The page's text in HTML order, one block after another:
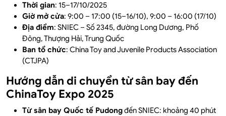
Thời gian: 15–17/10/2025
Giờ mở cửa: 9:00 – 17:00 (15–16/10), 9:00 – 16:00 (17/10)
Địa điểm: SNIEC – Số 2345, đường Long Dương, Phố
Đông, Thượng Hải, Trung Quốc
Ban tổ chức: China Toy and Juvenile Products Association
(CTJPA)
Hướng dẫn di chuyển từ sân bay đến
ChinaToy Expo 2025
Từ sân bay Quốc tế Pudongđến SNIEC: khoảng 40 phút